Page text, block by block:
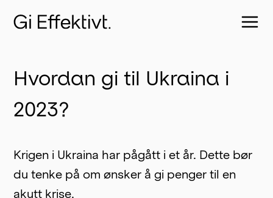
Hvordan gi til Ukraina i
2023?
Krigen i Ukraina har pågått i et år. Dette bør
du tenke på om ønsker å gi penger til en
akutt krise.